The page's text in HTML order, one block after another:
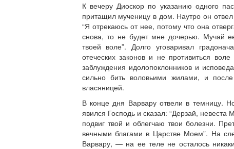
К вечеру Диоскор по указанию одного
притащил мученицу в дом. Наутро он
“Я отрекаюсь от нее, потому что она
снова, то не будет мне дочерью. Мучай
твоей воле”. Долго уговаривал
отеческих законов и не противиться
заблуждения идолопоклонников и
сильно бить воловьими жилами, и после
власяницей.
В конце дня Варвару отвели в темницу.
явился Господь и сказал: “Дерзай,
подвиг твой и облегчаю твои болезни.
вечными благами в Царстве Моем”. На
Варвару, — на ее теле не осталось